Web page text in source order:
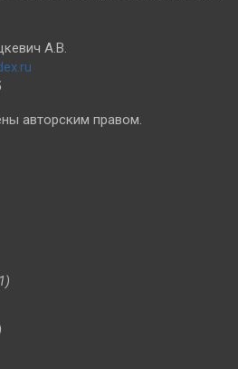
А.В.
авторским правом.